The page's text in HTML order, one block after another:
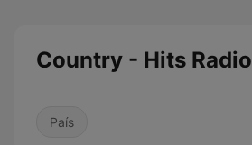
Country - Hits Radio
País